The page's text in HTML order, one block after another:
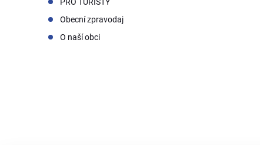
Obecní zpravodaj
O naší obci